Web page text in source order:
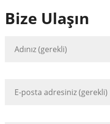
Bize Ulaşın